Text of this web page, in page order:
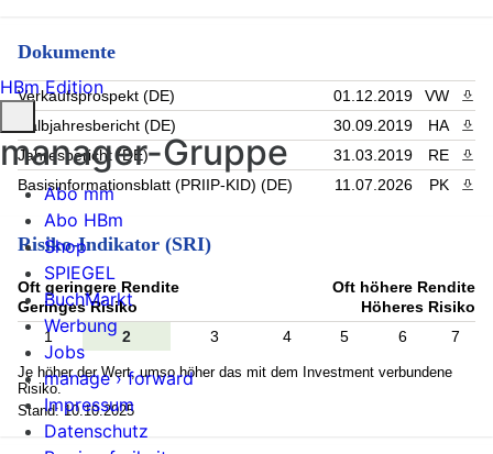
Dokumente
Verkaufsprospekt (DE) 01.12.2019 VW
Halbjahresbericht (DE)
30.09.2019 HA
Jahresbericht (DE)
31.03.2019 RE
Basisinformationsblatt (PRIIP-KID) (DE)
11.07.2026 PK
Risiko-Indikator (SRI)
Oft geringere Rendite
Geringes Risiko
Oft höhere Rendite
Höheres Risiko
1
2 3 4 5 6 7
Je höher der Wert, umso höher das mit dem Investment verbundene
Risiko.
Stand: 10.10.2025
HBm Edition
manager-Gruppe
Abo mm
Abo HBm
Shop
SPIEGEL
BuchMarkt
Werbung
Jobs
manage › forward
Impressum
Datenschutz